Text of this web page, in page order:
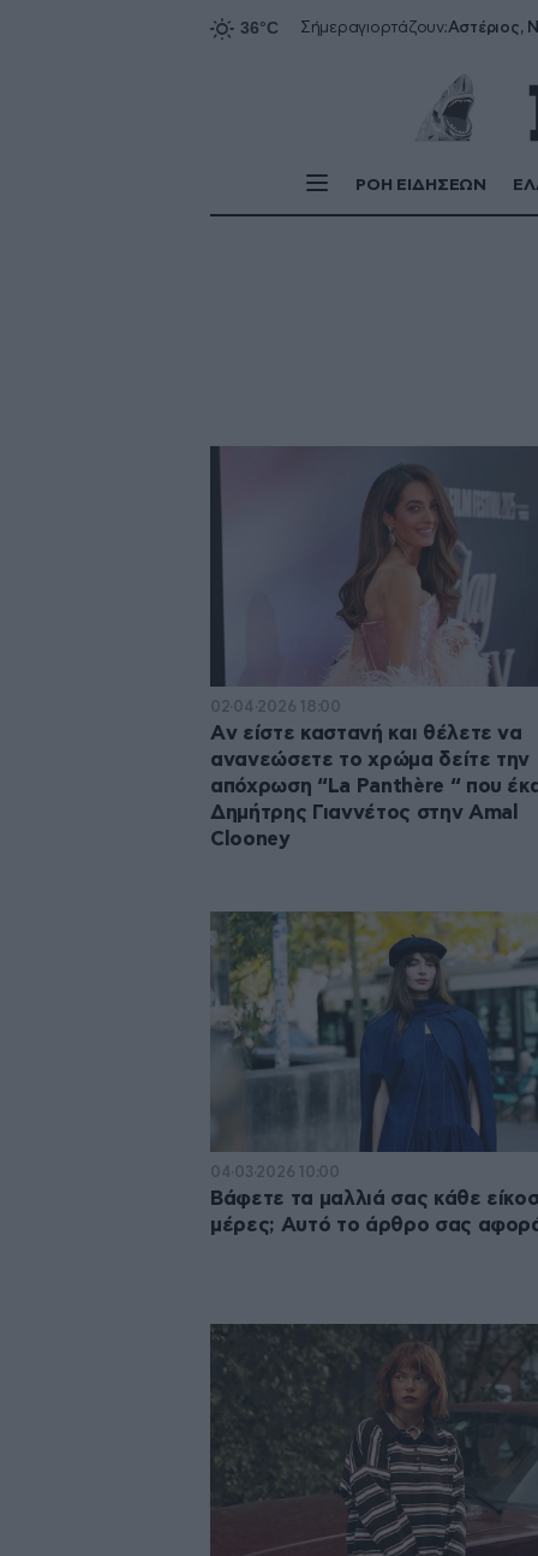
Σήμεραγιορτάζουν:Αστέριος,
ΡΟΗ ΕΙΔΗΣΕΩΝ
02·04·2026 18:00
Aν είστε καστανή και θέλετε να
ανανεώσετε το χρώμα δείτε την
απόχρωση “La Panthère “ που
Δημήτρης Γιαννέτος στην Amal
Clooney
04·03·2026 10:00
Βάφετε τα μαλλιά σας κάθε
μέρες; Aυτό το άρθρο σας